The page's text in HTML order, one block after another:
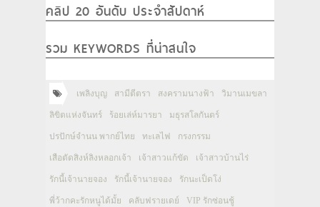
คลิป 20 อันดับ ประจำสัปดาห์
รวม KEYWORDS ที่น่าสนใจ
เพลิงบุญ สามีตีตรา สงครามนางฟ้า วิมานเมขลา
ลิขิตแห่งจันทร์ ร้อยเล่ห์มารยา มธุรสโลกันตร์
ปรปักษ์จำนน พากย์ไทย ทะเลไฟ กรงกรรม
เสือตัดสิงห์ลิงหลอกเจ้า เจ้าสาวแก้ขัด เจ้าสาวบ้านไร่
รักนี้เจ้านายจอง รักนี้เจ้านายจอง รักนะเป็ดโง่
พี่ว้ากคะรักหนูได้มั้ย คลับฟรายเดย์ VIP รักซ่อนชู้